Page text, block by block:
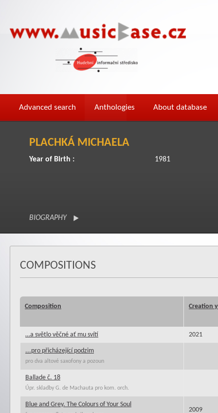
Advanced search Anthologies About database
PLACHKÁ MICHAELA
Year of Birth : 1981
BIOGRAPHY
COMPOSITIONS
Composition Creation
…a světlo věčné ať mu svítí 2021
...pro přicházející podzim
pro dva altové saxofony a pozoun
Ballade č. 18
Úpr. skladby G. de Machauta pro kom. orch.
Blue and Grey. The Colours of Your Soul
2009